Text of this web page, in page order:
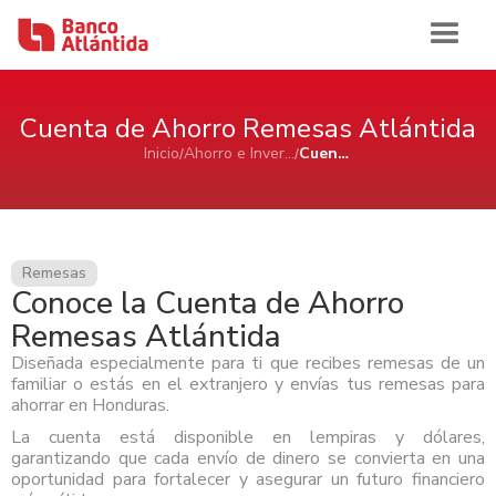
Iniciar sesión
Inicio
Banca de Personas
Ahorro e Inversión
Cuentas de Ahorros Atlántida
Cuenta de Cheques Atlántida
Certificados de Depósitos Atlántida
AFP Atlántida
Ver Ahorro e Inversión
Tarjetas
Tarjetas de Crédito Atlántida
Préstamo Personal Atlántida
Préstamo de Vivienda Atlántida
Canales de Atención
Banca Comercial Pyme
Ahorro e Inversión
Cuenta de Ahorro Atlántida Pyme
Certificado de Depósito Atlántida Pyme
Aliadas Atlántida
Impulso Empresarial Atlántida
Productos Cash Management
Banca Corporativa
Cuenta de Ahorro
Cuenta de Cheques
Tarjetas de Crédito
Quiénes Somos
Historia
Reconocimientos
Sala de Prensa
Cuenta de Ahorro Remesas Atlántida
Inicio Ahorro e Inversión Cuenta de Ahorro Remesas Atlántida
Remesas
Conoce la Cuenta de Ahorro
Remesas Atlántida
Diseñada especialmente para ti que recibes remesas de un
familiar o estás en el extranjero y envías tus remesas para
ahorrar en Honduras.
La cuenta está disponible en lempiras y dólares,
garantizando que cada envío de dinero se convierta en una
oportunidad para fortalecer y asegurar un futuro financiero